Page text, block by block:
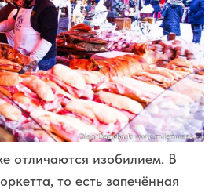
отличаются изобилием. В
, то есть запечённая